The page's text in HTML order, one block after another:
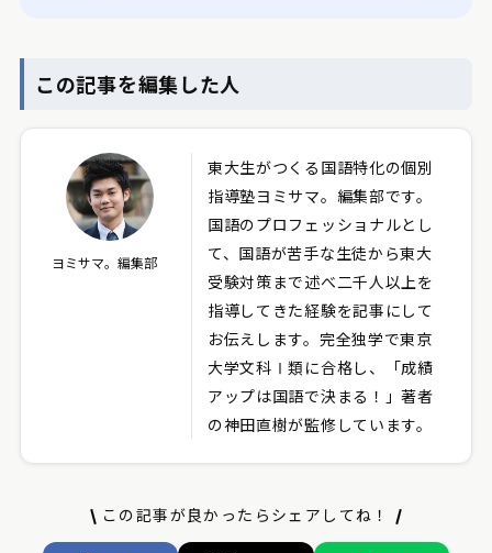
この記事を編集した人
ヨミサマ。編集部
東大生がつくる国語特化の個別
指導塾ヨミサマ。編集部です。
国語のプロフェッショナルとし
て、国語が苦手な生徒から東大
受験対策まで述べ二千人以上を
指導してきた経験を記事にして
お伝えします。完全独学で東京
大学文科Ⅰ類に合格し、「成績
アップは国語で決まる！」著者
の神田直樹が監修しています。
この記事が良かったらシェアしてね！